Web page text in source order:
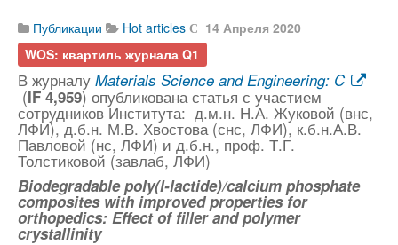
Публикации Hot articles
14 Апреля 2020
WOS: квартиль журнала Q1
В журналу Materials Science and Engineering: C
(IF 4,959) опубликована статья с участием
сотрудников Института: д.м.н. Н.А. Жуковой (внс,
ЛФИ), д.б.н. М.В. Хвостова (снс, ЛФИ), к.б.н.А.В.
Павловой (нс, ЛФИ) и д.б.н., проф. Т.Г.
Толстиковой (завлаб, ЛФИ)
Biodegradable poly(l-lactide)/calcium phosphate
composites with improved properties for
orthopedics: Effect of filler and polymer
crystallinity